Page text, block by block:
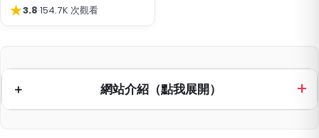
★3.8·154.7K 次觀看
網站介紹（點我展開）